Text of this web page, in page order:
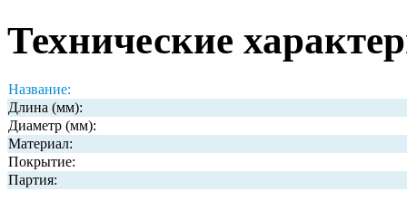
Технические
Название:
Длина (мм):
Диаметр (мм):
Материал:
Покрытие:
Партия: